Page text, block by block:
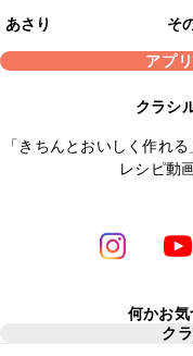
あさり
そ
アプ
クラシ
「きちんとおいしく作れ
レシピ動
何かお気
ク